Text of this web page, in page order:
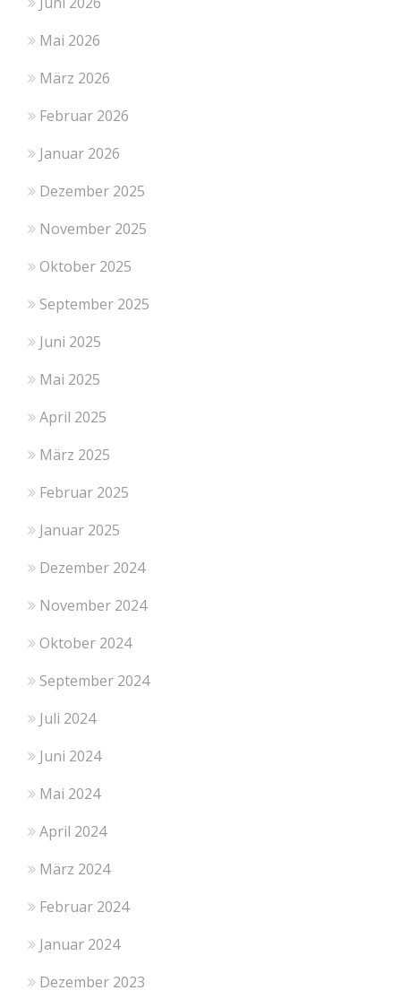
Mai 2026
März 2026
Februar 2026
Januar 2026
Dezember 2025
November 2025
Oktober 2025
September 2025
Juni 2025
Mai 2025
April 2025
März 2025
Februar 2025
Januar 2025
Dezember 2024
November 2024
Oktober 2024
September 2024
Juli 2024
Juni 2024
Mai 2024
April 2024
März 2024
Februar 2024
Januar 2024
Dezember 2023